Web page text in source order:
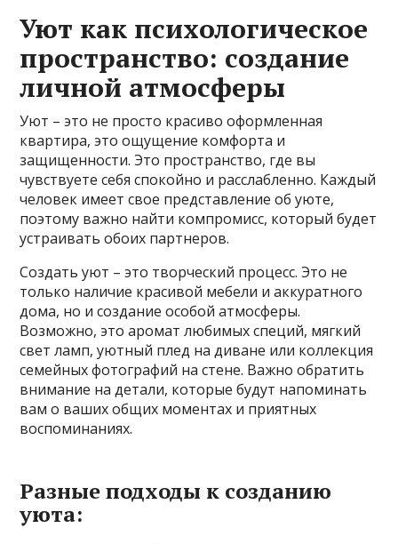
Уют как психологическое
пространство: создание
личной атмосферы
Уют – это не просто красиво оформленная
квартира, это ощущение комфорта и
защищенности. Это пространство, где вы
чувствуете себя спокойно и расслабленно. Каждый
человек имеет свое представление об уюте,
поэтому важно найти компромисс, который будет
устраивать обоих партнеров.
Создать уют – это творческий процесс. Это не
только наличие красивой мебели и аккуратного
дома, но и создание особой атмосферы.
Возможно, это аромат любимых специй, мягкий
свет ламп, уютный плед на диване или коллекция
семейных фотографий на стене. Важно обратить
внимание на детали, которые будут напоминать
вам о ваших общих моментах и приятных
воспоминаниях.
Разные подходы к созданию
уюта: